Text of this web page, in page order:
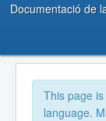
Documentació de
This page
language.